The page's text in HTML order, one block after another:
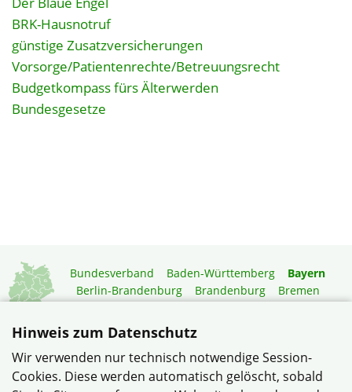
BRK-Hausnotruf
günstige Zusatzversicherungen
Vorsorge/Patientenrechte/Betreuungsrecht
Budgetkompass fürs Älterwerden
Bundesgesetze
Bundesverband Baden-Württemberg
Bayern
Berlin-Brandenburg
Brandenburg
Bremen
Niedersachsen
Rheinland-Pfalz
Saarland
Sachsen-Anhalt
Schleswig-Holstein
Thüringen
Mitgliedermagazin
Gartenberatung
Hinweis zum Datenschutz
Wir verwenden nur technisch notwendige Session-
Cookies. Diese werden automatisch gelöscht, sobald